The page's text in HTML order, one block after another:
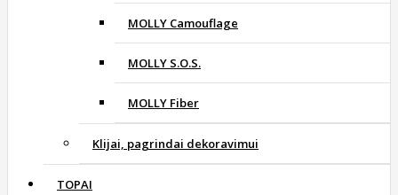
MOLLY Camouflage
MOLLY S.O.S.
MOLLY Fiber
Klijai, pagrindai dekoravimui
TOPAI